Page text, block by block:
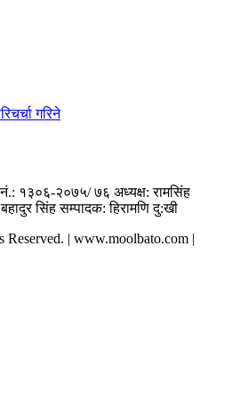
गरिने
नं.: १३०६-२०७५/ ७६ अध्यक्ष: रामसिंह
सिंह सम्पादक: हिरामणि दु:खी
| www.moolbato.com |